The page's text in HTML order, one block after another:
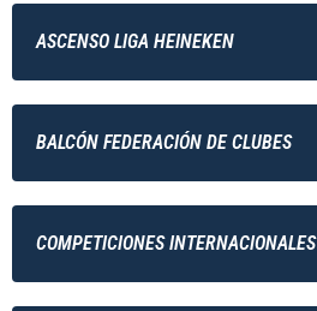
ASCENSO LIGA HEINEKEN
BALCÓN FEDERACIÓN DE CLUBES
COMPETICIONES INTERNACIONALES